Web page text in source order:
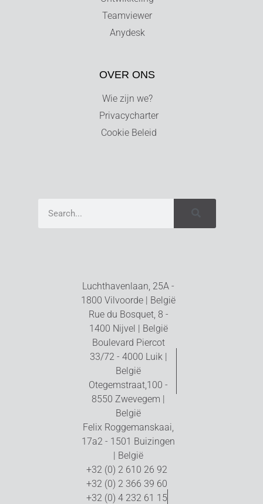
Teamviewer
Anydesk
OVER ONS
Wie zijn we?
Privacycharter
Cookie Beleid
Luchthavenlaan, 25A -
1800 Vilvoorde | België
Rue du Bosquet, 8 -
1400 Nijvel | België
Boulevard Piercot
33/72 - 4000 Luik |
België
Otegemstraat,100 -
8550 Zwevegem |
België
Felix Roggemanskaai,
17a2 - 1501 Buizingen
| België
+32 (0) 2 610 26 92
+32 (0) 2 366 39 60
+32 (0) 4 232 61 15